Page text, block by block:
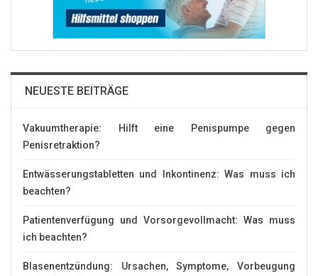
NEUESTE BEITRÄGE
Vakuumtherapie: Hilft eine Penispumpe gegen
Penisretraktion?
Entwässerungstabletten und Inkontinenz: Was muss ich
beachten?
Patientenverfügung und Vorsorgevollmacht: Was muss
ich beachten?
Blasenentzündung: Ursachen, Symptome, Vorbeugung